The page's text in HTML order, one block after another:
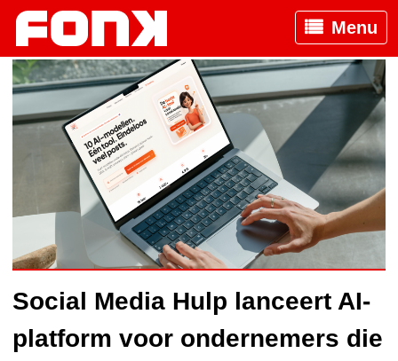
Menu
Social Media Hulp lanceert AI-
platform voor ondernemers die